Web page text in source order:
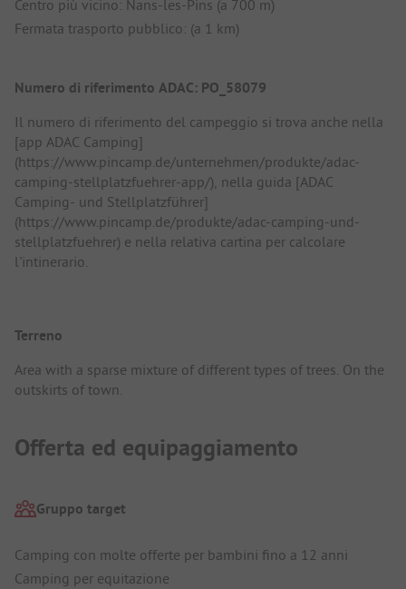
Centro più vicino: Nans-les-Pins (a 700 m)
Fermata trasporto pubblico: (a 1 km)
Numero di riferimento ADAC: PO_58079
Il numero di riferimento del campeggio si trova anche nella
[app ADAC Camping]
(https://www.pincamp.de/unternehmen/produkte/adac-
camping-stellplatzfuehrer-app/), nella guida [ADAC
Camping- und Stellplatzführer]
(https://www.pincamp.de/produkte/adac-camping-und-
stellplatzfuehrer) e nella relativa cartina per calcolare
l'intinerario.
Terreno
Area with a sparse mixture of different types of trees. On the
outskirts of town.
Offerta ed equipaggiamento
Gruppo target
Camping con molte offerte per bambini fino a 12 anni
Camping per equitazione